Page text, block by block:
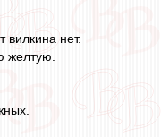
вилкина нет.
желтую.